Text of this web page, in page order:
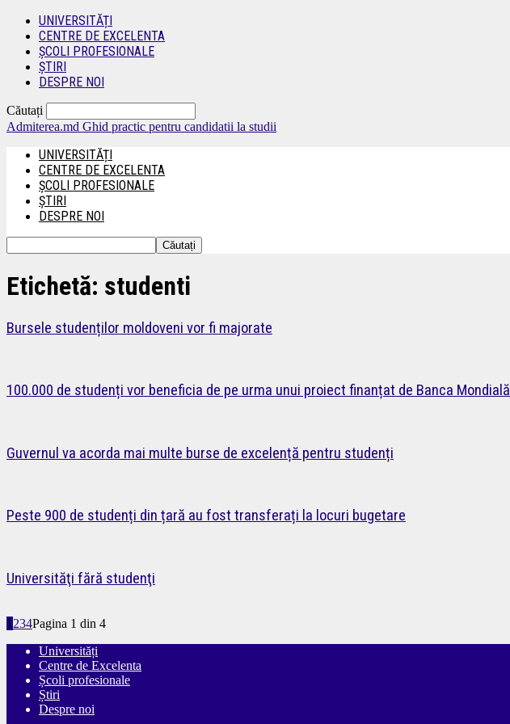
UNIVERSITĂȚI
CENTRE DE EXCELENTA
ȘCOLI PROFESIONALE
ȘTIRI
DESPRE NOI
Căutați
Admiterea.md Ghid practic pentru candidatii la studii
UNIVERSITĂȚI
CENTRE DE EXCELENTA
ȘCOLI PROFESIONALE
ȘTIRI
DESPRE NOI
Etichetă: studenti
Bursele studenților moldoveni vor fi majorate
100.000 de studenți vor beneficia de pe urma unui proiect finanțat de Banca Mondială
Guvernul va acorda mai multe burse de excelență pentru studenți
Peste 900 de studenți din țară au fost transferați la locuri bugetare
Universităţi fără studenţi
1 234Pagina 1 din 4
Universități
Centre de Excelenta
Școli profesionale
Știri
Despre noi